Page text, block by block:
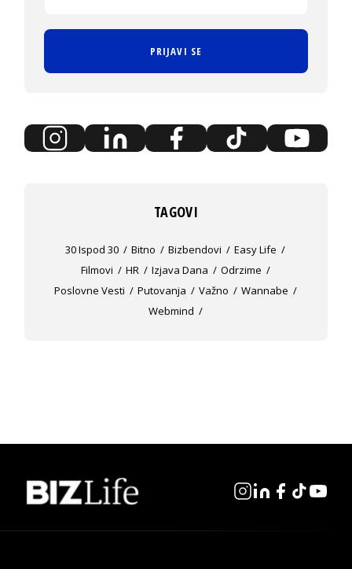
PRIJAVI SE
TAGOVI
30 Ispod 30 Bitno Bizbendovi
Easy Life
Filmovi
HR Izjava Dana
Odrzime
Poslovne Vesti
Putovanja Važno
Wannabe
Webmind